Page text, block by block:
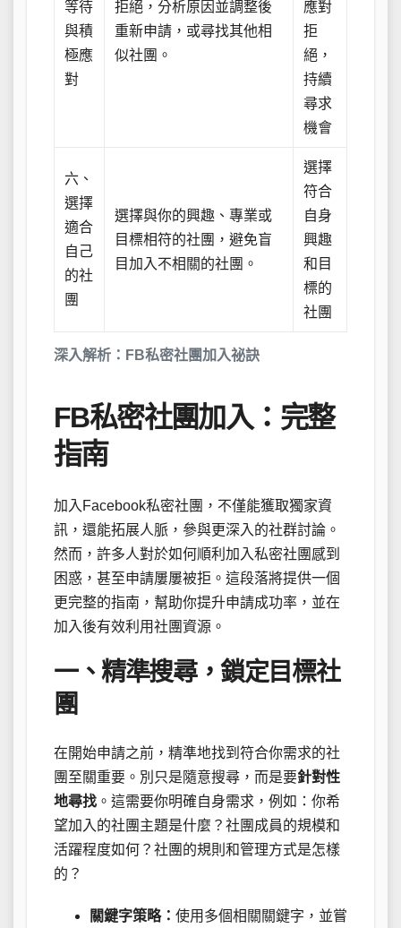
深入解析：FB私密社團加入祕訣
等待
與積
極應
對
拒絕，分析原因並調整後
重新申請，或尋找其他相
似社團。
應對
拒
絕，
持續
尋求
機會
六、
選擇
適合
自己
的社
團
選擇與你的興趣、專業或
目標相符的社團，避免盲
目加入不相關的社團。
選擇
符合
自身
興趣
和目
標的
社團
FB私密社團加入：完整
指南
加入Facebook私密社團，不僅能獲取獨家資
訊，還能拓展人脈，參與更深入的社群討論。
然而，許多人對於如何順利加入私密社團感到
困惑，甚至申請屢屢被拒。這段落將提供一個
更完整的指南，幫助你提升申請成功率，並在
加入後有效利用社團資源。
一、精準搜尋，鎖定目標社
團
在開始申請之前，精準地找到符合你需求的社
團至關重要。別只是隨意搜尋，而是要針對性
地尋找 。這需要你明確自身需求，例如：你希
望加入的社團主題是什麼？社團成員的規模和
活躍程度如何？社團的規則和管理方式是怎樣
的？
關鍵字策略： 使用多個相關關鍵字，並嘗